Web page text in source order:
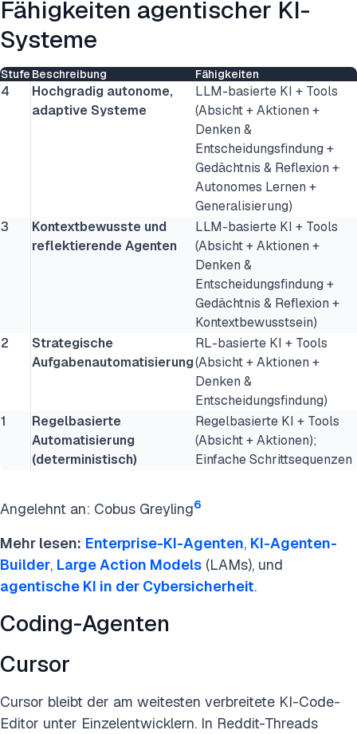
Fähigkeiten agentischer KI-
Systeme
Stufe Beschreibung Fähigkeiten
4
Hochgradig autonome,
adaptive Systeme
LLM-basierte KI + Tools
(Absicht + Aktionen +
Denken &
Entscheidungsfindung +
Gedächtnis & Reflexion +
Autonomes Lernen +
Generalisierung)
3
Kontextbewusste und
reflektierende Agenten
LLM-basierte KI + Tools
(Absicht + Aktionen +
Denken &
Entscheidungsfindung +
Gedächtnis & Reflexion +
Kontextbewusstsein)
2
Strategische
Aufgabenautomatisierung
RL-basierte KI + Tools
(Absicht + Aktionen +
Denken &
Entscheidungsfindung)
1
Regelbasierte
Automatisierung
(deterministisch)
Regelbasierte KI + Tools
(Absicht + Aktionen);
Einfache Schrittsequenzen
Angelehnt an: Cobus Greyling6
Mehr lesen: Enterprise-KI-Agenten, KI-Agenten-
Builder, Large Action Models (LAMs), und
agentische KI in der Cybersicherheit.
Coding-Agenten
Cursor
Cursor bleibt der am weitesten verbreitete KI-Code-
Editor unter Einzelentwicklern. In Reddit-Threads